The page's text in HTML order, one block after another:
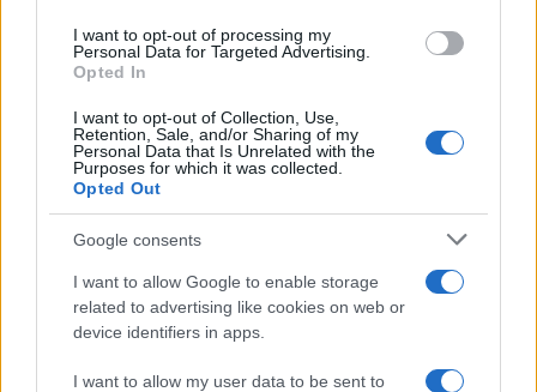
I want to opt-out of processing my
Personal Data for Targeted Advertising.
Opted In
I want to opt-out of Collection, Use,
Retention, Sale, and/or Sharing of my
Personal Data that Is Unrelated with the
Purposes for which it was collected.
Opted Out
Google consents
I want to allow Google to enable storage
related to advertising like cookies on web or
device identifiers in apps.
I want to allow my user data to be sent to
Cómo crear postres foodporn con técnicas
profesionales
POSTRES